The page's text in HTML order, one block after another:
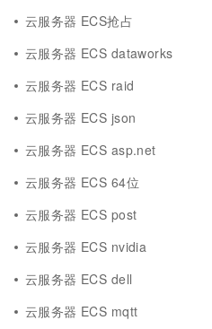
云服务器 ECS抢占
云服务器 ECS dataworks
云服务器 ECS raid
云服务器 ECS json
云服务器 ECS asp.net
云服务器 ECS 64位
云服务器 ECS post
云服务器 ECS nvidia
云服务器 ECS dell
云服务器 ECS mqtt